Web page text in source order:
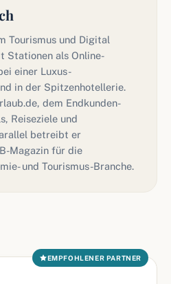
Tourismus und Digital
als Online-
einer Luxus-
in der Spitzenhotellerie.
dem Endkunden-
Reiseziele und
betreibt er
Magazin für die
und Tourismus-Branche.
EMPFOHLENER PARTNER